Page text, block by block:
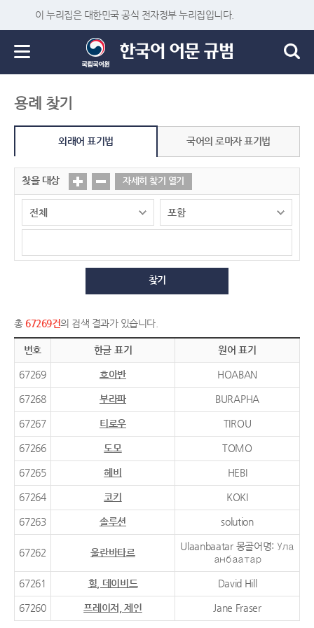
이 누리집은 대한민국 공식 전자정부 누리집입니다.
용례 찾기
외래어 표기법 국어의 로마자 표기법
찾을 대상 자세히 찾기 열기
찾기
총 67269건의 검색 결과가 있습니다.
번호 한글 표기 원어 표기
67269 호아반 HOABAN
67268 부라파 BURAPHA
67267 티로우 TIROU
67266 도모 TOMO
67265 헤비 HEBI
67264 코키 KOKI
67263 솔루션 solution
67262 울란바타르
Ulaanbaatar 몽골어명: Ула
анбаатар
67261 힐, 데이비드 David Hill
67260 프레이저, 제인 Jane Fraser